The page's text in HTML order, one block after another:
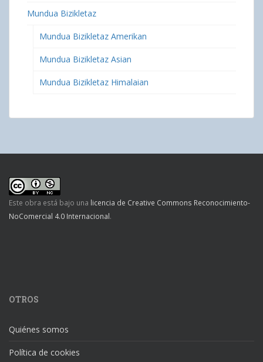
Mundua Bizikletaz
Mundua Bizikletaz Amerikan
Mundua Bizikletaz Asian
Mundua Bizikletaz Himalaian
Este obra está bajo una licencia de Creative Commons Reconocimiento-
NoComercial 4.0 Internacional.
OTROS
Quiénes somos
Política de cookies